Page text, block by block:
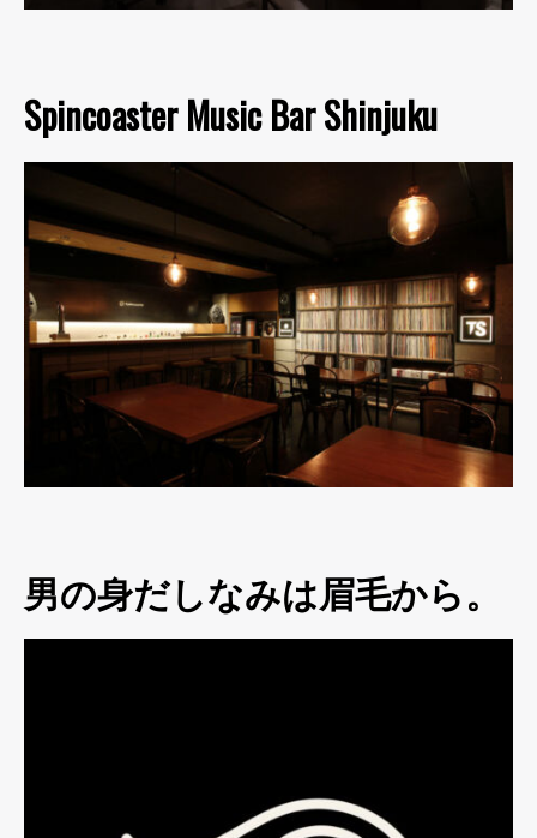
Spincoaster Music Bar Shinjuku
男の身だしなみは眉毛から。